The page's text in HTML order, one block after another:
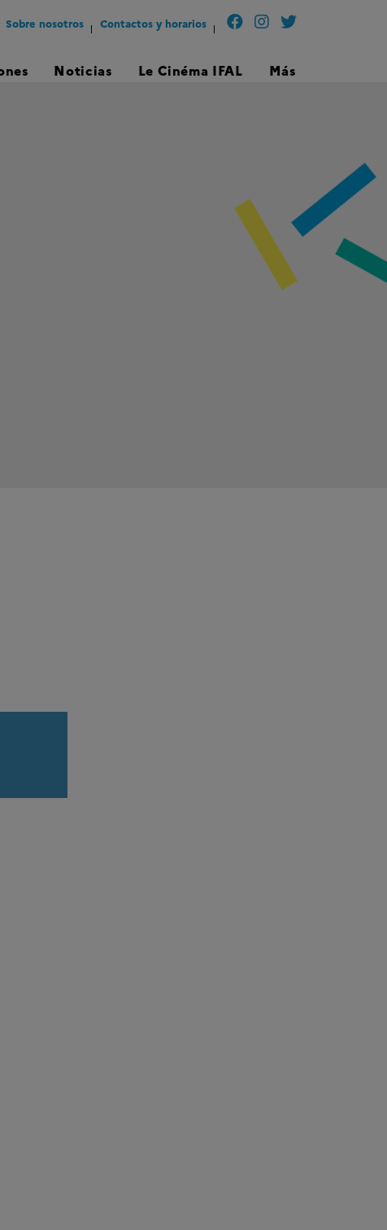
Sobre nosotros Contactos y horarios
Noticias Le Cinéma IFAL Más